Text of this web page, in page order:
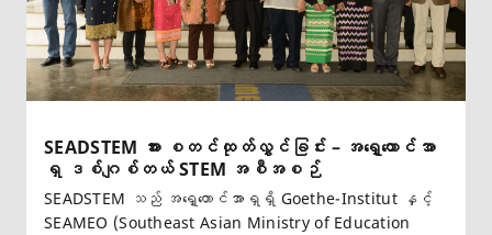
SEADSTEM အား စတင်ထုတ်လွှင်ခြင်း – အရှေ့တောင်အာ
ရှ ဒစ်ဂျစ်တယ် STEM အစီအစဉ်
SEADSTEM သည် အရှေ့တောင်အာရှရှိ Goethe-Institut နှင့်
SEAMEO (Southeast Asian Ministry of Education